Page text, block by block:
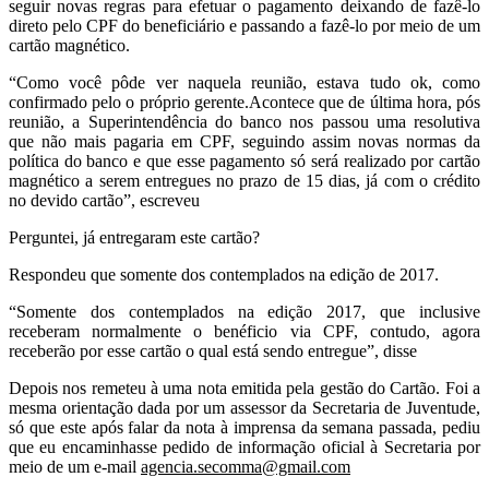
seguir novas regras para efetuar o pagamento deixando de fazê-lo
direto pelo CPF do beneficiário e passando a fazê-lo por meio de um
cartão magnético.
“Como você pôde ver naquela reunião, estava tudo ok, como
confirmado pelo o próprio gerente.Acontece que de última hora, pós
reunião, a Superintendência do banco nos passou uma resolutiva
que não mais pagaria em CPF, seguindo assim novas normas da
política do banco e que esse pagamento só será realizado por cartão
magnético a serem entregues no prazo de 15 dias, já com o crédito
no devido cartão”, escreveu
Perguntei, já entregaram este cartão?
Respondeu que somente dos contemplados na edição de 2017.
“Somente dos contemplados na edição 2017, que inclusive
receberam normalmente o benéficio via CPF, contudo, agora
receberão por esse cartão o qual está sendo entregue”, disse
Depois nos remeteu à uma nota emitida pela gestão do Cartão. Foi a
mesma orientação dada por um assessor da Secretaria de Juventude,
só que este após falar da nota à imprensa da semana passada, pediu
que eu encaminhasse pedido de informação oficial à Secretaria por
meio de um e-mail agencia.secomma@gmail.com